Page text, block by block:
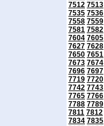
7512 7513
7535 7536
7558 7559
7581 7582
7604 7605
7627 7628
7650 7651
7673 7674
7696 7697
7719 7720
7742 7743
7765 7766
7788 7789
7811 7812
7834 7835